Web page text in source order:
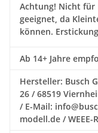
Achtung! Nicht für
geeignet, da
können.
Ab 14+ Jahre
Hersteller: Busch
26 / 68519
/ E-Mail:
modell.de / WEEE-